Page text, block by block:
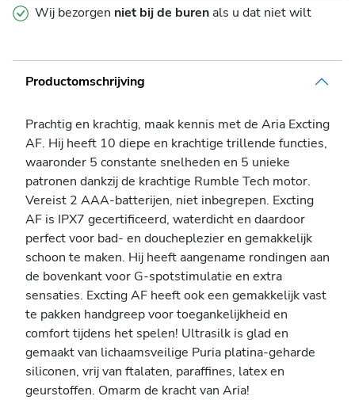
Wij bezorgen niet bij de burenals u dat niet wilt
Productomschrijving
Prachtig en krachtig, maak kennis met de Aria Excting
AF. Hij heeft 10 diepe en krachtige trillende functies,
waaronder 5 constante snelheden en 5 unieke
patronen dankzij de krachtige Rumble Tech motor.
Vereist 2 AAA-batterijen, niet inbegrepen. Excting
AF is IPX7 gecertificeerd, waterdicht en daardoor
perfect voor bad- en doucheplezier en gemakkelijk
schoon te maken. Hij heeft aangename rondingen aan
de bovenkant voor G-spotstimulatie en extra
sensaties. Excting AF heeft ook een gemakkelijk vast
te pakken handgreep voor toegankelijkheid en
comfort tijdens het spelen! Ultrasilk is glad en
gemaakt van lichaamsveilige Puria platina-geharde
siliconen, vrij van ftalaten, paraffines, latex en
geurstoffen. Omarm de kracht van Aria!